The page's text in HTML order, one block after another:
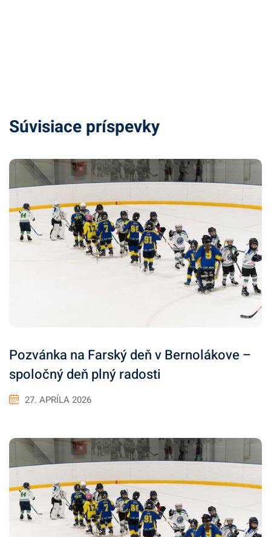
Súvisiace príspevky
Pozvánka na Farský deň v Bernolákove –
spoločný deň plný radosti
27. APRÍLA 2026